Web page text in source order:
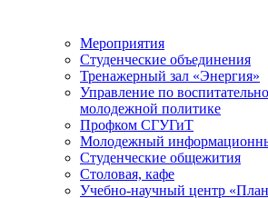
Мероприятия
Студенческие объединения
Тренажерный зал «Энергия»
Управление по
молодежной политике
Профком СГУГиТ
Молодежный
Студенческие общежития
Столовая, кафе
Учебно-научный центр